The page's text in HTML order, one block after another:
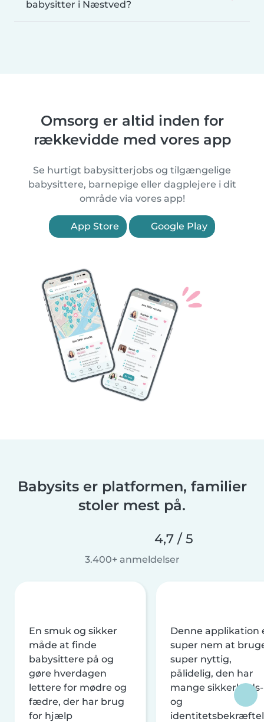
babysitter i Næstved?
Omsorg er altid inden for
rækkevidde med vores app
Se hurtigt babysitterjobs og tilgængelige
babysittere, barnepige eller dagplejere i dit
område via vores app!
App Store Google Play
Babysits er platformen, familier
stoler mest på.
4,7 / 5
3.400+ anmeldelser
En smuk og sikker
måde at finde
babysittere på og
gøre hverdagen
lettere for mødre og
fædre, der har brug
for hjælp
Denne applikation
super nem at
super nyttig,
pålidelig, den har
mange sikkerheds-
og